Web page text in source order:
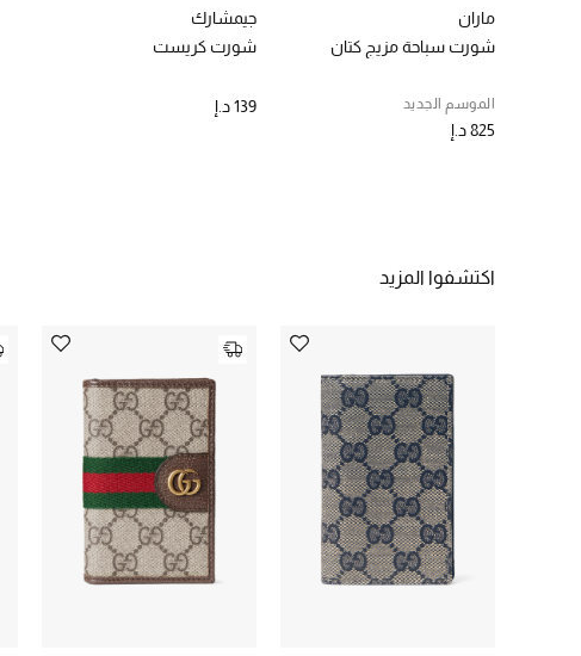
ماران
شورت سباحة مزيج كتان
الموسم الجديد
825 د.إ
جيمشارك
شورت كريست
139 د.إ
اكتشفوا المزيد